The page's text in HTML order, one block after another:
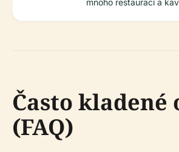
mnoho restaurací a
Často kladené
(FAQ)